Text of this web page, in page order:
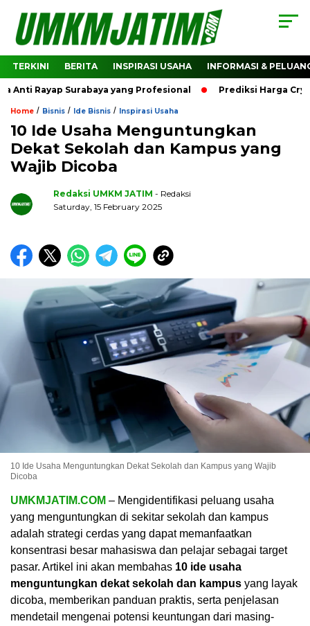
TERKINI BERITA INSPIRASI USAHA INFORMASI &
Rayap Surabaya yang Profesional Prediksi Harga Crypto
Home / Bisnis / Ide Bisnis / Inspirasi Usaha
10 Ide Usaha Menguntungkan
Dekat Sekolah dan Kampus yang
Wajib Dicoba
Redaksi UMKM JATIM - Redaksi
Saturday, 15 February 2025
10 Ide Usaha Menguntungkan Dekat Sekolah dan Kampus yang Wajib
Dicoba
UMKMJATIM.COM – Mengidentifikasi peluang usaha
yang menguntungkan di sekitar sekolah dan kampus
adalah strategi cerdas yang dapat memanfaatkan
konsentrasi besar mahasiswa dan pelajar sebagai target
pasar. Artikel ini akan membahas 10 ide usaha
menguntungkan dekat sekolah dan kampus yang layak
dicoba, memberikan panduan praktis, serta penjelasan
mendetail mengenai potensi keuntungan dari masing-